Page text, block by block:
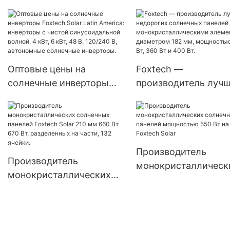
500 Вт, 1000 Вт, 1500 Вт.
микроинвертором и
балконными
Китай.
Оптовые цены на
солнечные инверторы
America: инверторы с
чистой синусоидальной
волной, 4 кВт, 6 кВт, 48
солнечные инверторы.
Foxtech —
производитель
панелей с
элементами
182 мм, мощностью
Вт, 360 Вт и 400 Вт.
Производитель
монокристаллических
Производитель